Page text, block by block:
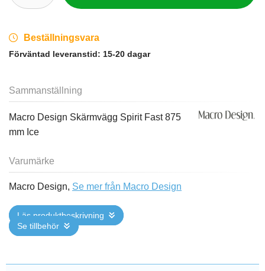
Beställningsvara
Förväntad leveranstid: 15-20 dagar
Sammanställning
Macro Design Skärmvägg Spirit Fast 875
mm Ice
Varumärke
Macro Design, Se mer från Macro Design
Läs produktbeskrivning
Se tillbehör